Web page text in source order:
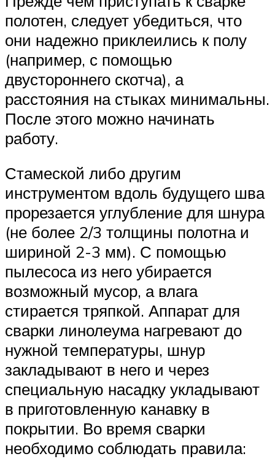
полотен, следует убедиться, что
они надежно приклеились к полу
(например, с помощью
двустороннего скотча), а
расстояния на стыках минимальны.
После этого можно начинать
работу.
Стамеской либо другим
инструментом вдоль будущего шва
прорезается углубление для шнура
(не более 2/3 толщины полотна и
шириной 2-3 мм). С помощью
пылесоса из него убирается
возможный мусор, а влага
стирается тряпкой. Аппарат для
сварки линолеума нагревают до
нужной температуры, шнур
закладывают в него и через
специальную насадку укладывают
в приготовленную канавку в
покрытии. Во время сварки
необходимо соблюдать правила: